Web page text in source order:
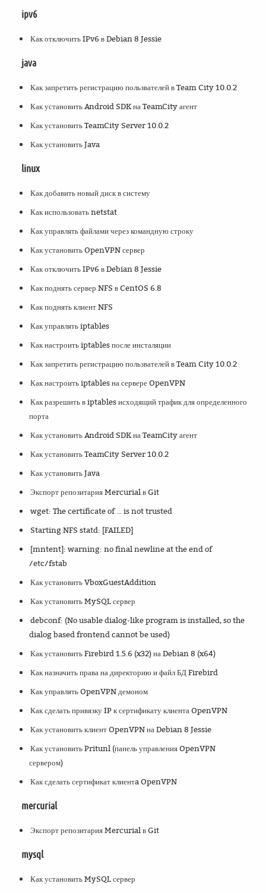
ipv6
Как отключить IPv6 в Debian 8 Jessie
java
Как запретить регистрацию пользвателей в Team City 10.0.2
Как установить Android SDK на TeamCity агент
Как установить TeamCity Server 10.0.2
Как установить Java
linux
Как добавить новый диск в систему
Как использовать netstat
Как управлять файлами через командную строку
Как установить OpenVPN сервер
Как отключить IPv6 в Debian 8 Jessie
Как поднять сервер NFS в CentOS 6.8
Как поднять клиент NFS
Как управлять iptables
Как настроить iptables после инсталяции
Как запретить регистрацию пользвателей в Team City 10.0.2
Как настроить iptables на сервере OpenVPN
Как разрешить в iptables исходящий трафик для определенного
порта
Как установить Android SDK на TeamCity агент
Как установить TeamCity Server 10.0.2
Как установить Java
Экспорт репозитария Mercurial в Git
wget: The certificate of ... is not trusted
Starting NFS statd: [FAILED]
[mntent]: warning: no final newline at the end of
/etc/fstab
Как установить VboxGuestAddition
Как установить MySQL сервер
debconf: (No usable dialog-like program is installed, so the
dialog based frontend cannot be used)
Как установить Firebird 1.5.6 (x32) на Debian 8 (x64)
Как назначить права на директорию и файл БД Firebird
Как управлять OpenVPN демоном
Как сделать привязку IP к сертификату клиента OpenVPN
Как установить клиент OpenVPN на Debian 8 Jessie
Как установить Pritunl (панель управления OpenVPN
сервером)
Как сделать сертификат клиентa OpenVPN
mercurial
Экспорт репозитария Mercurial в Git
mysql
Как установить MySQL сервер